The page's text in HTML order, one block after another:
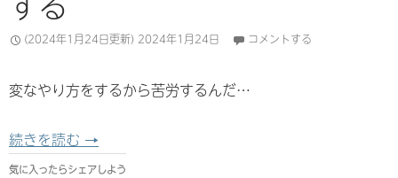
(2024年1月24日更新) 2024年1月24日 コメントする
変なやり方をするから苦労するんだ…
続きを読む WSL2で dbus と WSLg が使えなかったのをど
→
気に入ったらシェアしよう